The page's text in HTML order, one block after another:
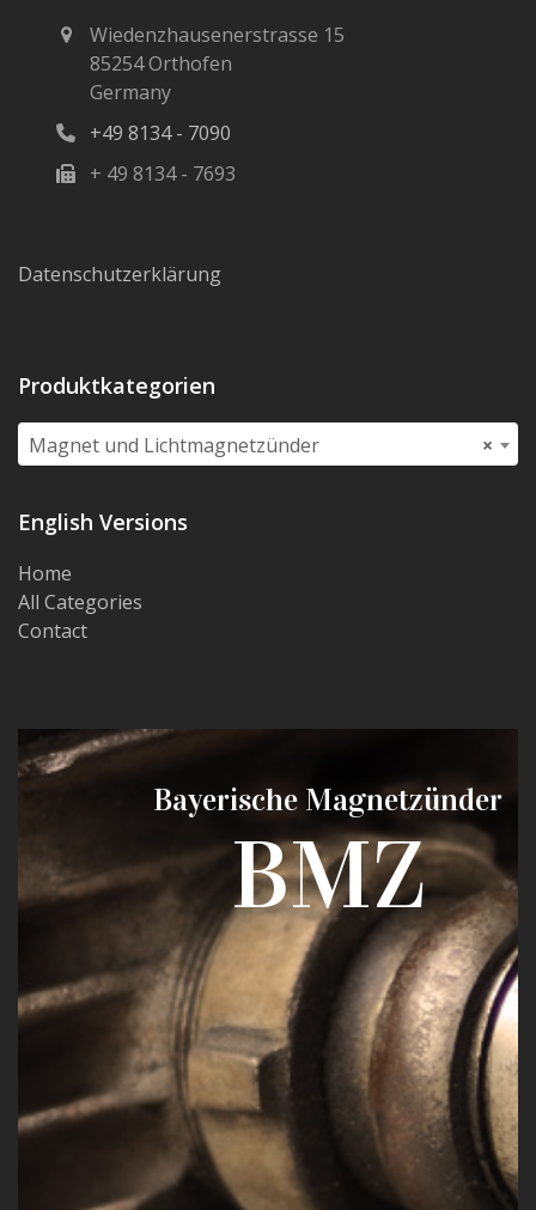
Wiedenzhausenerstrasse 15
85254 Orthofen
Germany
+49 8134 - 7090
+ 49 8134 - 7693
Datenschutzerklärung
Produktkategorien
×
Magnet und Lichtmagnetzünder
English Versions
Home
All Categories
Contact
Bayerische Magnetzünder
BMZ